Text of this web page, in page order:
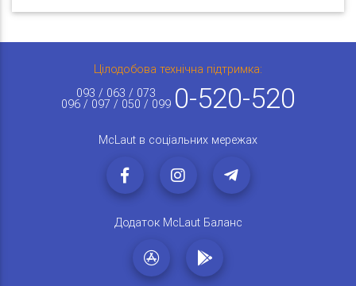
Цілодобова технічна підтримка:
093 / 063 / 073
096 / 097 / 050 / 099 0-520-520
McLaut в соціальних мережах
Додаток McLaut Баланс